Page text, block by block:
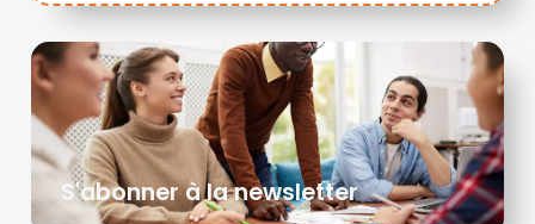
S'abonner à la newsletter